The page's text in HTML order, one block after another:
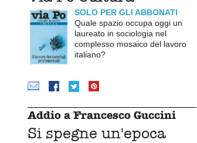
SOLO PER GLI ABBONATI
Quale spazio occupa oggi un
laureato in sociologia nel
complesso mosaico del lavoro
italiano?
Addio a Francesco Guccini
Si spegne un'epoca